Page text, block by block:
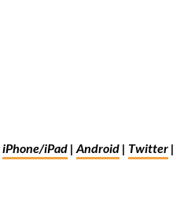
iPhone/iPad |Android | Twitter |